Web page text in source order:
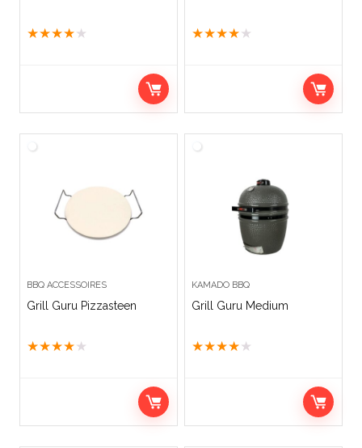
★★★★ ★ ★★★★ ★
BBQ ACCESSOIRES
Grill Guru Pizzasteen
★★★★ ★
KAMADO BBQ
Grill Guru Medium
★★★★ ★